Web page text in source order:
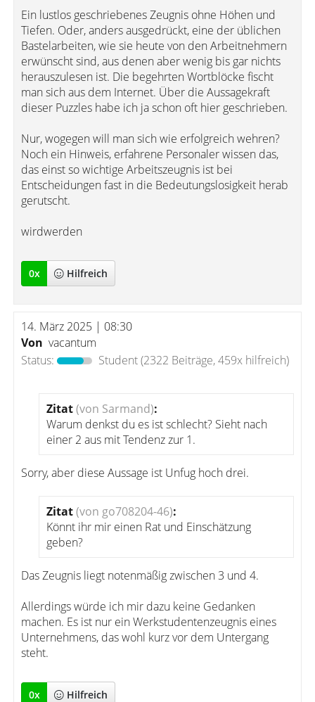
Ein lustlos geschriebenes Zeugnis ohne Höhen und
Tiefen. Oder, anders ausgedrückt, eine der üblichen
Bastelarbeiten, wie sie heute von den Arbeitnehmern
erwünscht sind, aus denen aber wenig bis gar nichts
herauszulesen ist. Die begehrten Wortblöcke fischt
man sich aus dem Internet. Über die Aussagekraft
dieser Puzzles habe ich ja schon oft hier geschrieben.
Nur, wogegen will man sich wie erfolgreich wehren?
Noch ein Hinweis, erfahrene Personaler wissen das,
das einst so wichtige Arbeitszeugnis ist bei
Entscheidungen fast in die Bedeutungslosigkeit herab
gerutscht.
wirdwerden
0x Hilfreich
14. März 2025 | 08:30
Von vacantum
Status:
Student(2322 Beiträge, 459x hilfreich)
Zitat(von Sarmand):
Warum denkst du es ist schlecht? Sieht nach
einer 2 aus mit Tendenz zur 1.
Sorry, aber diese Aussage ist Unfug hoch drei.
Zitat(von go708204-46):
Könnt ihr mir einen Rat und Einschätzung
geben?
Das Zeugnis liegt notenmäßig zwischen 3 und 4.
Allerdings würde ich mir dazu keine Gedanken
machen. Es ist nur ein Werkstudentenzeugnis eines
Unternehmens, das wohl kurz vor dem Untergang
steht.
0x Hilfreich